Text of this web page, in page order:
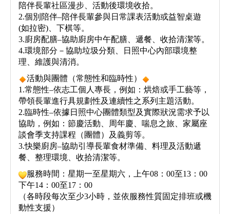
陪伴長輩社區漫步、活動後環境收拾。
2.個別陪伴–陪伴長輩參與日常課表活動或益智桌遊
(如拉密)、下棋等。
3.廚房配膳–協助廚房中午配膳、遞餐、收拾清潔等。
4.環境部分－協助垃圾分類、日照中心內部環境整
理、維護與清消。
活動與團體（常態性和臨時性）
1.常態性–依志工個人專長，例如：烘焙或手工藝等，
帶領長輩進行具規劃性及連續性之系列主題活動。
2.臨時性–依據日照中心團體類型及實際狀況需求予以
協助，例如：節慶活動、周年慶、喘息之旅、家屬座
談會季支持課程（團體）及義剪等。
3.快樂廚房–協助引導長輩食材準備、料理及活動遞
餐、整理環境、收拾清潔等。
服務時間：星期一至星期六，上午08：00至13：00
下午14：00至17：00
（各時段每次至少3小時，並依服務性質固定排班或機
動性支援）